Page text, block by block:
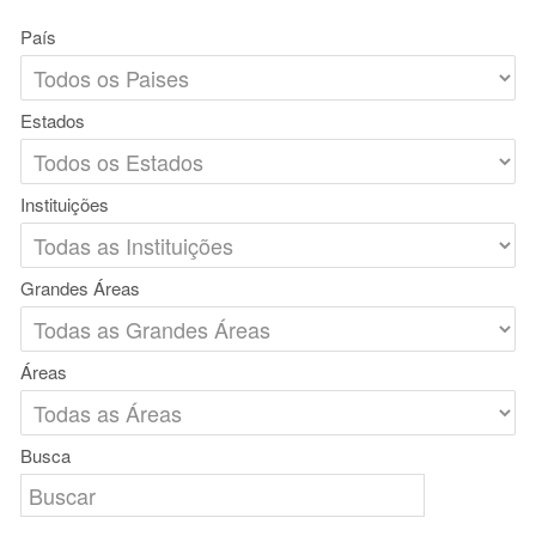
País
Estados
Instituições
Grandes Áreas
Áreas
Busca